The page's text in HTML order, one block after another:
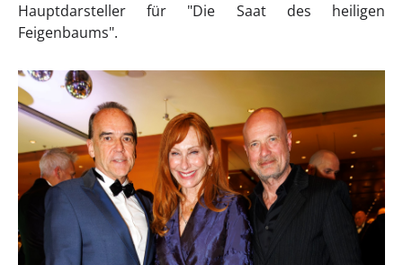
Hauptdarsteller für "Die Saat des heiligen
Feigenbaums".